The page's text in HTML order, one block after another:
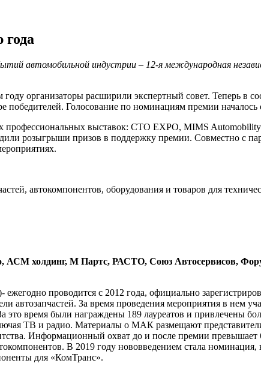
автомобильной индустрии – 12-я международная
организаторы расширили экспертный совет. Теперь в
Голосование по номинациям премии началось
профессиональных выставок: СТО EXPO, MIMS
розыгрыши призов в поддержку премии. Совместно с
автокомпонентов, оборудования и товаров для
холдинг, М Партс, РАСТО, Союз Автосервисов,
проводится с 2012 года, официально
За время проведения мероприятия в нем
время были награждены 189 лауреатов и привлечены
ТВ и радио. Материалы о МАК размещают
Информационный охват до и после премии превышает
В 2019 году нововведением стала номинация,
для «КомТранс».